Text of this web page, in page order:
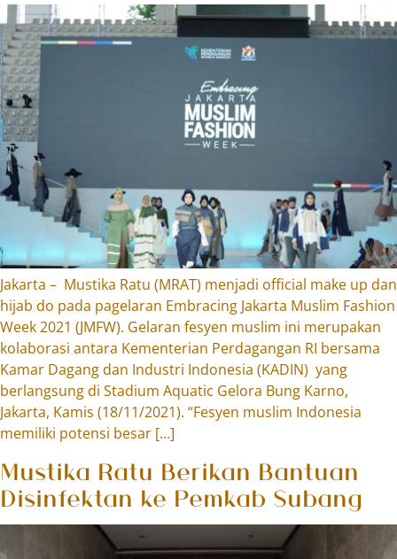
Jakarta – Mustika Ratu (MRAT) menjadi official make up dan
hijab do pada pagelaran Embracing Jakarta Muslim Fashion
Week 2021 (JMFW). Gelaran fesyen muslim ini merupakan
kolaborasi antara Kementerian Perdagangan RI bersama
Kamar Dagang dan Industri Indonesia (KADIN) yang
berlangsung di Stadium Aquatic Gelora Bung Karno,
Jakarta, Kamis (18/11/2021). “Fesyen muslim Indonesia
memiliki potensi besar […]
Mustika Ratu Berikan Bantuan
Disinfektan ke Pemkab Subang